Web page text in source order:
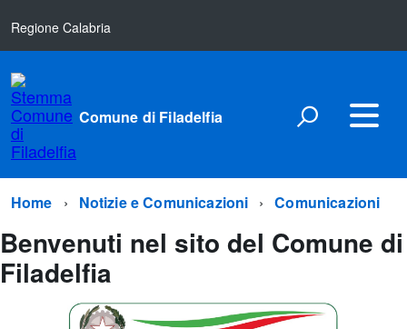
Regione Calabria
Comune di Filadelfia
Home Notizie e Comunicazioni Comunicazioni
Benvenuti nel sito del Comune di
Filadelfia